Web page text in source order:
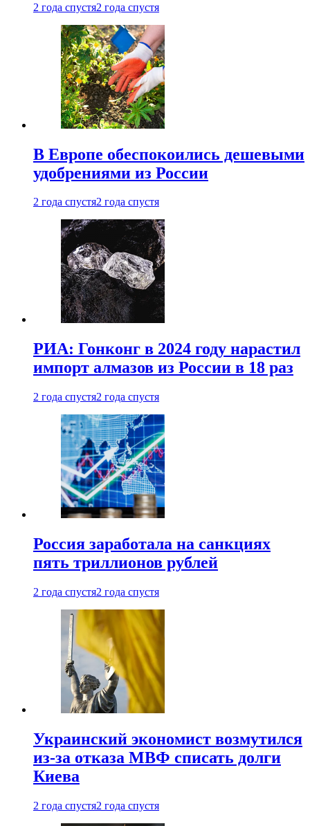
2 года спустя2 года спустя
В Европе обеспокоились дешевыми
удобрениями из России
2 года спустя2 года спустя
РИА: Гонконг в 2024 году нарастил
импорт алмазов из России в 18 раз
2 года спустя2 года спустя
Россия заработала на санкциях
пять триллионов рублей
2 года спустя2 года спустя
Украинский экономист возмутился
из-за отказа МВФ списать долги
Киева
2 года спустя2 года спустя